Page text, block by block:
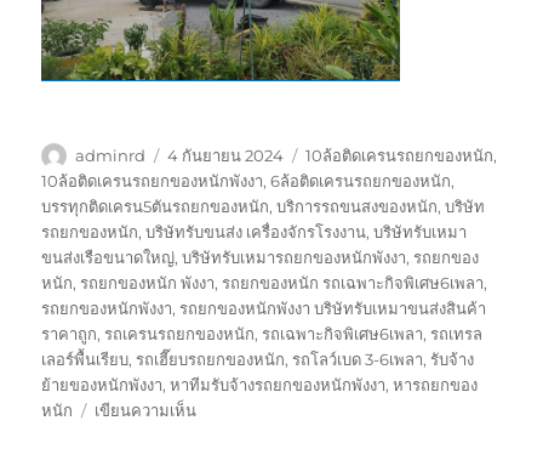
ผู้
เขียน
adminrd
เขียน
เมื่อ
4 กันยายน 2024
ป้าย
กำกับ
10ล้อติดเครนรถยกของหนัก,
10ล้อติดเครนรถยกของหนักพังงา,6ล้อติดเครนรถยกของหนัก,
บรรทุกติดเครน5ตันรถยกของหนัก,บริการรถขนสงของหนัก,บริษัท
รถยกของหนัก,บริษัทรับขนส่ง เครื่องจักรโรงงาน,บริษัทรับเหมา
ขนส่งเรือขนาดใหญ่,บริษัทรับเหมารถยกของหนักพังงา,รถยกของ
หนัก,รถยกของหนัก พังงา,รถยกของหนัก รถเฉพาะกิจพิเศษ6เพลา,
รถยกของหนักพังงา,รถยกของหนักพังงา บริษัทรับเหมาขนส่งสินค้า
ราคาถูก,รถเครนรถยกของหนัก,รถเฉพาะกิจพิเศษ6เพลา,รถเทรล
เลอร์พื้นเรียบ,รถเฮี๊ยบรถยกของหนัก,รถโลว์เบด 3-6เพลา,รับจ้าง
ย้ายของหนักพังงา,หาทีมรับจ้างรถยกของหนักพังงา,หารถยกของ
หนัก
เขียนความเห็นบน